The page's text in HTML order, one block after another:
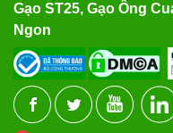
Gạo ST25, Gạo Ông
Ngon